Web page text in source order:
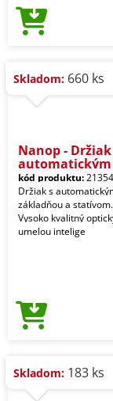
Skladom: 660 ks
Nanop -
automatickým
kód produktu:
Držiak s
základňou a
Vysoko kvalitný
umelou intelige
Skladom: 183 ks